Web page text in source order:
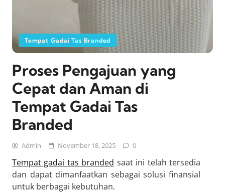
Tempat Gadai Tas Branded
Proses Pengajuan yang
Cepat dan Aman di
Tempat Gadai Tas
Branded
Admin November 18, 2025 0
Tempat gadai tas branded saat ini telah tersedia
dan dapat dimanfaatkan sebagai solusi finansial
untuk berbagai kebutuhan.